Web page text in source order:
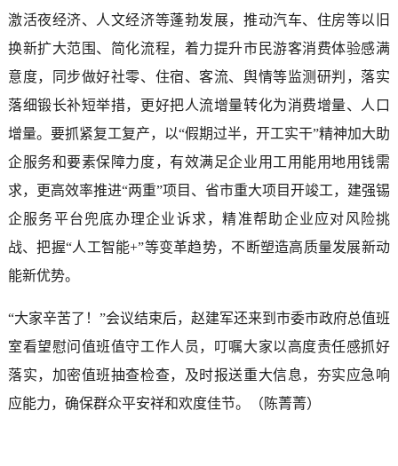
激活夜经济、人文经济等蓬勃发展，推动汽车、住房等以旧
换新扩大范围、简化流程，着力提升市民游客消费体验感满
意度，同步做好社零、住宿、客流、舆情等监测研判，落实
落细锻长补短举措，更好把人流增量转化为消费增量、人口
增量。要抓紧复工复产，以“假期过半，开工实干”精神加大助
企服务和要素保障力度，有效满足企业用工用能用地用钱需
求，更高效率推进“两重”项目、省市重大项目开竣工，建强锡
企服务平台兜底办理企业诉求，精准帮助企业应对风险挑
战、把握“人工智能+”等变革趋势，不断塑造高质量发展新动
能新优势。
“大家辛苦了！”会议结束后，赵建军还来到市委市政府总值班
室看望慰问值班值守工作人员，叮嘱大家以高度责任感抓好
落实，加密值班抽查检查，及时报送重大信息，夯实应急响
应能力，确保群众平安祥和欢度佳节。（陈菁菁）